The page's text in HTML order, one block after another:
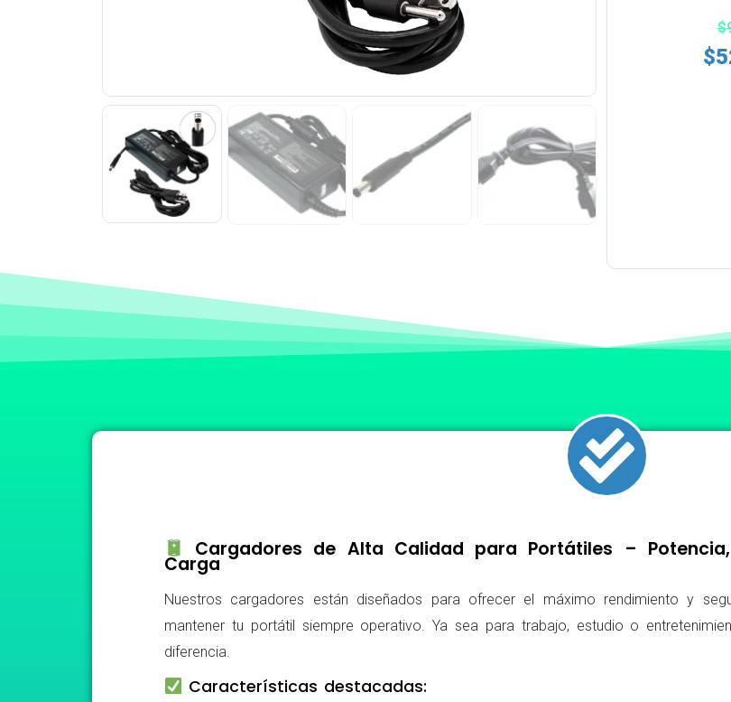
$
$
Cargadores de Alta Calidad para Portátiles –
Carga
Nuestros cargadores están diseñados para ofrecer el máximo rendimiento y
mantener tu portátil siempre operativo. Ya sea para trabajo, estudio o
diferencia.
Características destacadas: